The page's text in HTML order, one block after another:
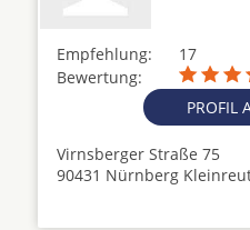
Empfehlung:
17
Bewertung:
PROFIL
Virnsberger Straße 75
90431 Nürnberg